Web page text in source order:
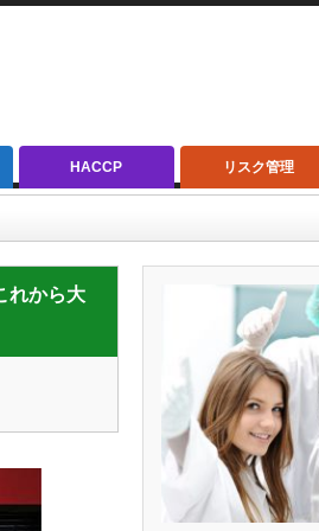
HACCP リスク管理
＝米CDC所長 ／アメリカ
れから大